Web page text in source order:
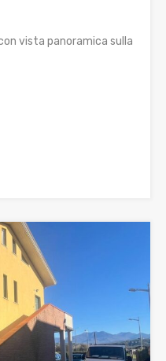
vista panoramica sulla